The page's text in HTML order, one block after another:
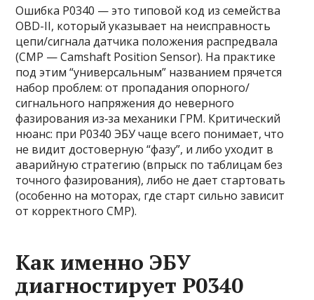
Ошибка P0340 — это типовой код из семейства
OBD-II, который указывает на неисправность
цепи/сигнала датчика положения распредвала
(CMP — Camshaft Position Sensor). На практике
под этим “универсальным” названием прячется
набор проблем: от пропадания опорного/
сигнального напряжения до неверного
фазирования из‑за механики ГРМ. Критический
нюанс: при P0340 ЭБУ чаще всего понимает, что
не видит достоверную “фазу”, и либо уходит в
аварийную стратегию (впрыск по таблицам без
точного фазирования), либо не дает стартовать
(особенно на моторах, где старт сильно зависит
от корректного CMP).
Как именно ЭБУ
диагностирует P0340